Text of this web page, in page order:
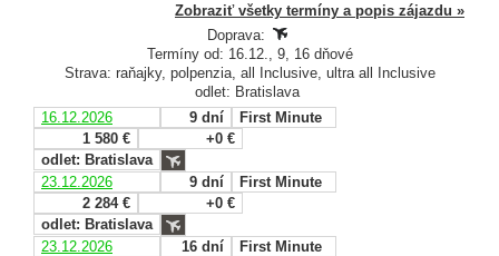
Zobraziť všetky termíny a popis zájazdu »
Doprava:
Termíny od: 16.12., 9, 16 dňové
Strava: raňajky, polpenzia, all Inclusive, ultra all Inclusive
odlet: Bratislava
16.12.2026
9 dní
First Minute
1 580 €
+0 €
odlet: Bratislava
23.12.2026
9 dní
First Minute
2 284 €
+0 €
odlet: Bratislava
23.12.2026
16 dní
First Minute